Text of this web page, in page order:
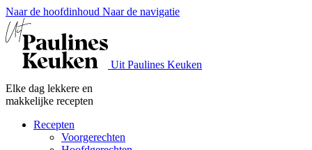
Naar de hoofdinhoud Naar de navigatie
Uit Paulines Keuken
Elke dag lekkere en
makkelijke recepten
Recepten
Voorgerechten